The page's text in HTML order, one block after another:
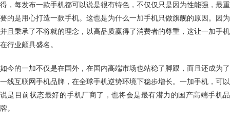
得，每发布一款手机都可以说是很有特色，不仅仅只是因为性能强，最重
要的是用心打造一款手机。这也是为什么一加手机只做旗舰的原因。因为
并且秉承了不将就的理念，以高品质赢得了消费者的尊重，这让一加手机
在行业颇具盛名。
如今的一加不仅是在国外，在国内高端市场也站稳了脚跟，而且还成为了
一线互联网手机品牌，在全球手机逆势环境下稳步增长。一加手机，可以
说是目前状态最好的手机厂商了，也将会是最有潜力的国产高端手机品
牌。